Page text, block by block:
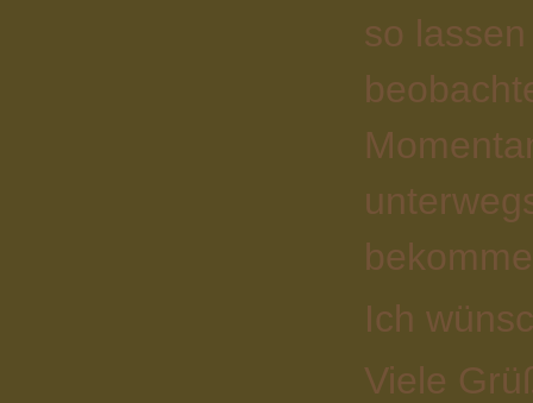
so
Ich
Viele